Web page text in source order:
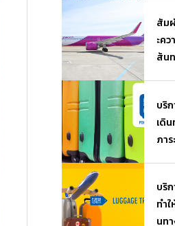
แล
e)
สัม
ะค
ส้น
บริ
เดิ
ภาร
ต้อ
กสั
บริ
ทำ
นทา